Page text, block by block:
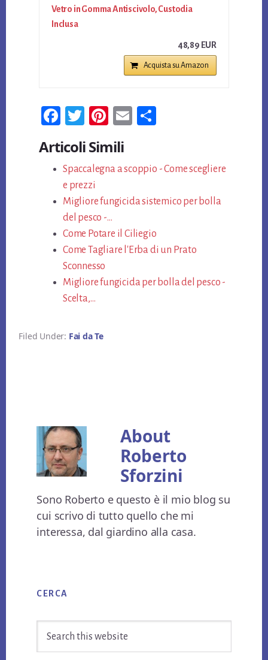
Vetro in Gomma Antiscivolo, Custodia
Inclusa
48,89 EUR
Acquista su Amazon
Fa
bo
ok
T
tt
er
Pi
er
es
E
vi
Articoli Simili
Spaccalegna a scoppio - Come scegliere
e prezzi
Migliore fungicida sistemico per bolla
del pesco -…
Come Potare il Ciliegio
Come Tagliare l'Erba di un Prato
Sconnesso
Migliore fungicida per bolla del pesco -
Scelta,…
Filed Under: Fai da Te
About
Roberto
Sforzini
Sono Roberto e questo è il mio blog su
cui scrivo di tutto quello che mi
interessa, dal giardino alla casa.
Sidebar
CERCA